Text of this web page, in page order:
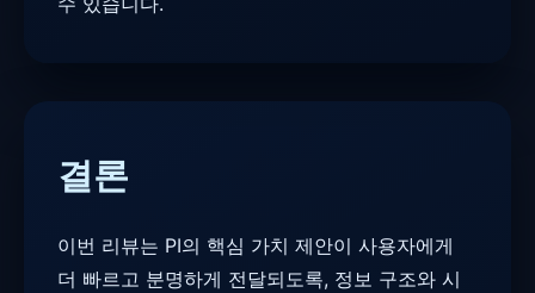
결론
이번 리뷰는 PI의 핵심 가치 제안이 사용자에게
더 빠르고 분명하게 전달되도록, 정보 구조와 시